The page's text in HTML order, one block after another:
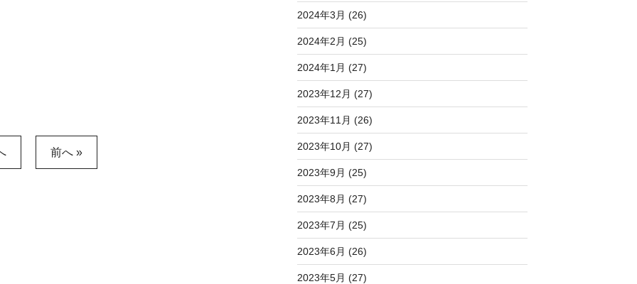
前へ »
2024年3月 (26)
2024年2月 (25)
2024年1月 (27)
2023年12月 (27)
2023年11月 (26)
2023年10月 (27)
2023年9月 (25)
2023年8月 (27)
2023年7月 (25)
2023年6月 (26)
2023年5月 (27)